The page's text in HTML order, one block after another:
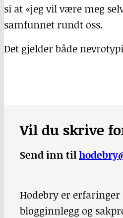
si at «jeg vil være meg
samfunnet rundt oss.
Det gjelder både
Vil du skrive
Send inn til
Hodebry er
blogginnlegg og